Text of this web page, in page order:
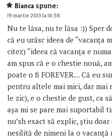
Bianca spune:
19 martie 2013 la 16:58
Nu te lăsa, nu te lăsa :)) Sper
că eu urăsc ideea de “vacanța
citez) “ideea că vacanța e
am spus că e o chestie nouă,
poate o fi FOREVER… Că eu
pentru altele mai mici, dar
le zic), e o chestie de gust, ca
așa mi se pare mai suportabil
nu’sh exact să explic, știu
nesilită de nimeni la o vacanță